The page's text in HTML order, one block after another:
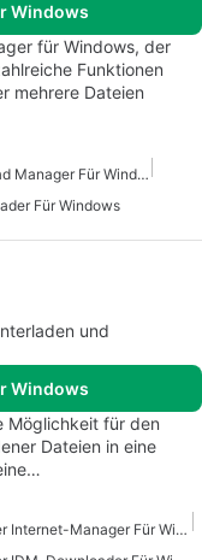
Windows
für Windows, der
Funktionen
mehrere Dateien
Internet Download Manager Für Windows
Für Windows
und
Windows
Möglichkeit für den
Dateien in eine
Kostenloser Internet-Manager Für Windows